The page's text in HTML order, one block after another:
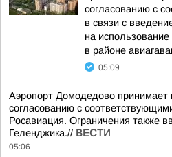
согласованию с
в связи с
на
в районе
05:09
Аэропорт Домодедово принимает
согласованию с
Росавиация. Ограничения также
Геленджика.// ВЕСТИ
05:06